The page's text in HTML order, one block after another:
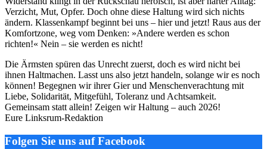
Verzicht, Mut, Opfer. Doch ohne diese Haltung wird sich nichts
ändern. Klassenkampf beginnt bei uns – hier und jetzt! Raus aus der
Komfortzone, weg vom Denken: »Andere werden es schon
richten!« Nein – sie werden es nicht!
Die Ärmsten spüren das Unrecht zuerst, doch es wird nicht bei
ihnen Haltmachen. Lasst uns also jetzt handeln, solange wir es noch
können! Begegnen wir ihrer Gier und Menschenverachtung mit
Liebe, Solidarität, Mitgefühl, Toleranz und Achtsamkeit.
Gemeinsam statt allein! Zeigen wir Haltung – auch 2026!
Eure Linksrum-Redaktion
Folgen Sie uns auf Facebook